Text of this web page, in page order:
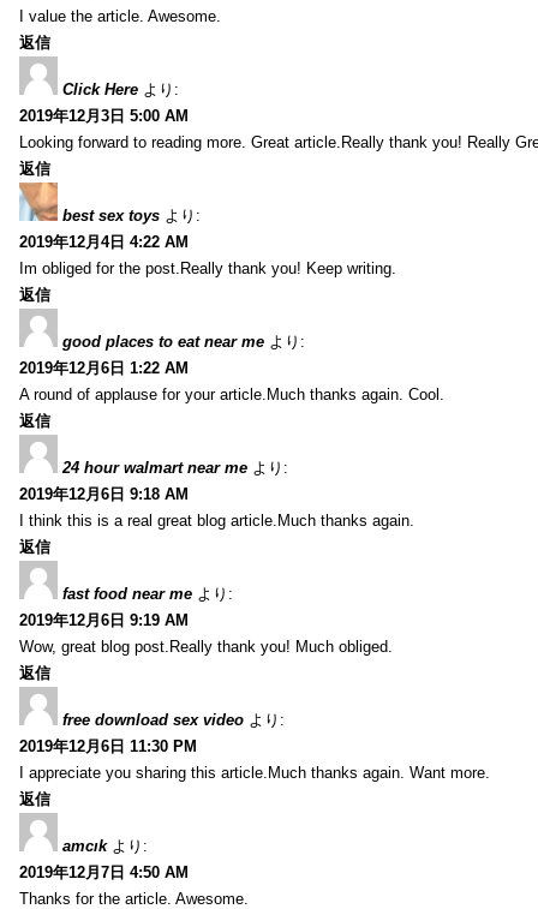
I value the article. Awesome.
返信
Click Here より:
2019年12月3日 5:00 AM
Looking forward to reading more. Great article.Really thank you! Really
返信
best sex toys より:
2019年12月4日 4:22 AM
Im obliged for the post.Really thank you! Keep writing.
返信
good places to eat near me より:
2019年12月6日 1:22 AM
A round of applause for your article.Much thanks again. Cool.
返信
24 hour walmart near me より:
2019年12月6日 9:18 AM
I think this is a real great blog article.Much thanks again.
返信
fast food near me より:
2019年12月6日 9:19 AM
Wow, great blog post.Really thank you! Much obliged.
返信
free download sex video より:
2019年12月6日 11:30 PM
I appreciate you sharing this article.Much thanks again. Want more.
返信
amcık より:
2019年12月7日 4:50 AM
Thanks for the article. Awesome.